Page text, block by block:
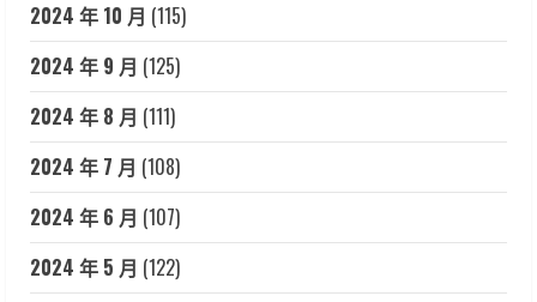
2024 年 10 月 (115)
2024 年 9 月 (125)
2024 年 8 月 (111)
2024 年 7 月 (108)
2024 年 6 月 (107)
2024 年 5 月 (122)